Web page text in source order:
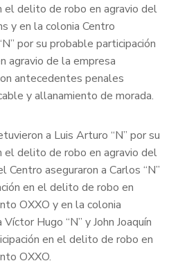
el delito de robo en agravio del
y en la colonia Centro
por su probable participación
agravio de la empresa
antecedentes penales
y allanamiento de morada.
a Luis Arturo “N” por su
el delito de robo en agravio del
aseguraron a Carlos “N”
en el delito de robo en
OXXO y en la colonia
Hugo “N” y John Joaquín
en el delito de robo en
OXXO.